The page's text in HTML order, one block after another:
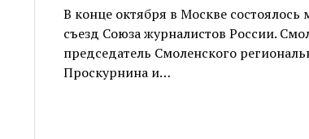
В конце октября в Москве
съезд Союза журналистов России.
председатель Смоленского
Проскурнина и…